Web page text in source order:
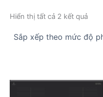
Hiển thị tất cả 2 kết quả
theo
mức